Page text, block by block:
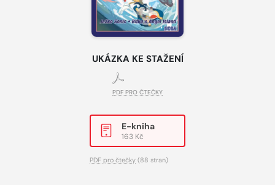
UKÁZKA KE STAŽENÍ
PDF PRO ČTEČKY
E-kniha
163 Kč
PDF pro čtečky (88 stran)